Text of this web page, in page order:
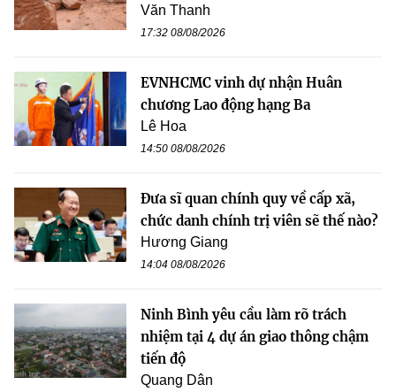
Văn Thanh
17:32 08/08/2026
EVNHCMC vinh dự nhận Huân
chương Lao động hạng Ba
Lê Hoa
14:50 08/08/2026
Đưa sĩ quan chính quy về cấp xã,
chức danh chính trị viên sẽ thế nào?
Hương Giang
14:04 08/08/2026
Ninh Bình yêu cầu làm rõ trách
nhiệm tại 4 dự án giao thông chậm
tiến độ
Quang Dân